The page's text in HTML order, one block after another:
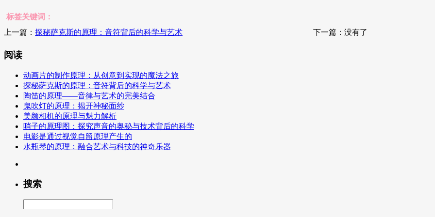
标签关键词：
上一篇： 探秘萨克斯的原理：音符背后的科学与艺术 下一篇：没有了
阅读
动画片的制作原理：从创意到实现的魔法之旅
探秘萨克斯的原理：音符背后的科学与艺术
陶笛的原理——音律与艺术的完美结合
鬼吹灯的原理：揭开神秘面纱
美颜相机的原理与魅力解析
哨子的原理图：探究声音的奥秘与技术背后的科学
电影是通过视觉自留原理产生的
水瓶琴的原理：融合艺术与科技的神奇乐器
搜索